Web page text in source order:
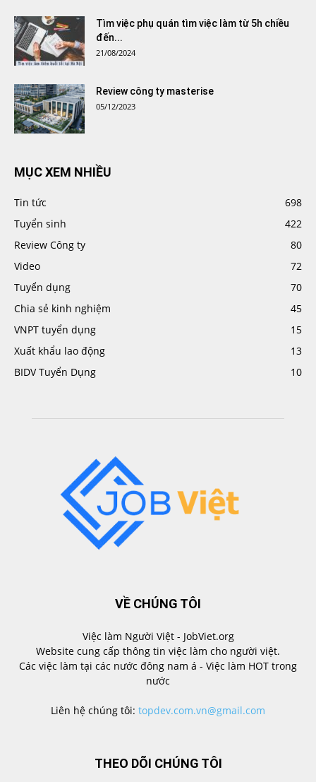
Tìm việc phụ quán tìm việc làm từ 5h chiều
đến...
21/08/2024
Review công ty masterise
05/12/2023
MỤC XEM NHIỀU
Tin tức
698
Tuyển sinh
422
Review Công ty
80
Video
72
Tuyển dụng
70
Chia sẻ kinh nghiệm
45
VNPT tuyển dụng
15
Xuất khẩu lao động
13
BIDV Tuyển Dụng
10
VỀ CHÚNG TÔI
Việc làm Người Việt - JobViet.org
Website cung cấp thông tin việc làm cho người việt.
Các việc làm tại các nước đông nam á - Việc làm HOT trong
nước
Liên hệ chúng tôi: topdev.com.vn@gmail.com
THEO DÕI CHÚNG TÔI